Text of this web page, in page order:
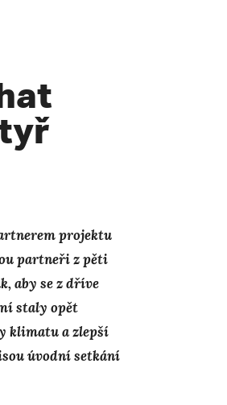
projektu
partneři z pěti
aby se z dříve
staly opět
klimatu a zlepší
úvodní setkání